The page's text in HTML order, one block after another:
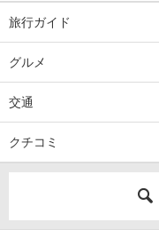
旅行ガイド
グルメ
交通
クチコミ